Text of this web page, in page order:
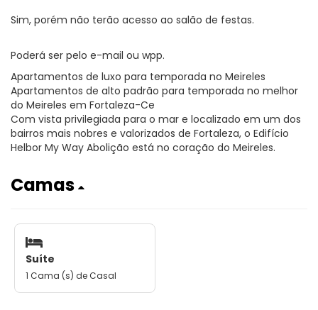
Sim, porém não terão acesso ao salão de festas.
Poderá ser pelo e-mail ou wpp.
Apartamentos de luxo para temporada no Meireles
Apartamentos de alto padrão para temporada no melhor
do Meireles em Fortaleza-Ce
Com vista privilegiada para o mar e localizado em um dos
bairros mais nobres e valorizados de Fortaleza, o Edifício
Helbor My Way Abolição está no coração do Meireles.
Camas
Suíte
1 Cama (s) de Casal